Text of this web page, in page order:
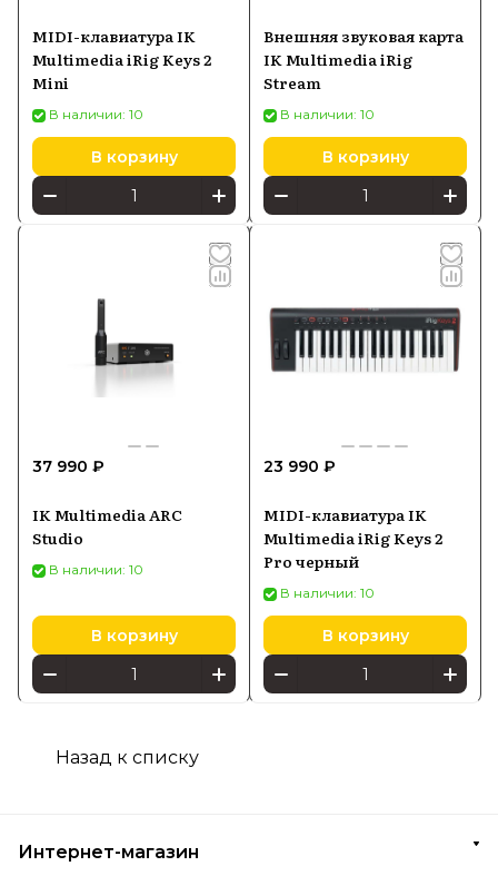
MIDI-клавиатура IK
Multimedia iRig Keys 2
Mini
В наличии: 10
В корзину
Внешняя звуковая карта
IK Multimedia iRig
Stream
В наличии: 10
В корзину
37 990 ₽
IK Multimedia ARC
Studio
В наличии: 10
В корзину
23 990 ₽
MIDI-клавиатура IK
Multimedia iRig Keys 2
Pro черный
В наличии: 10
В корзину
Назад к списку
Интернет-магазин